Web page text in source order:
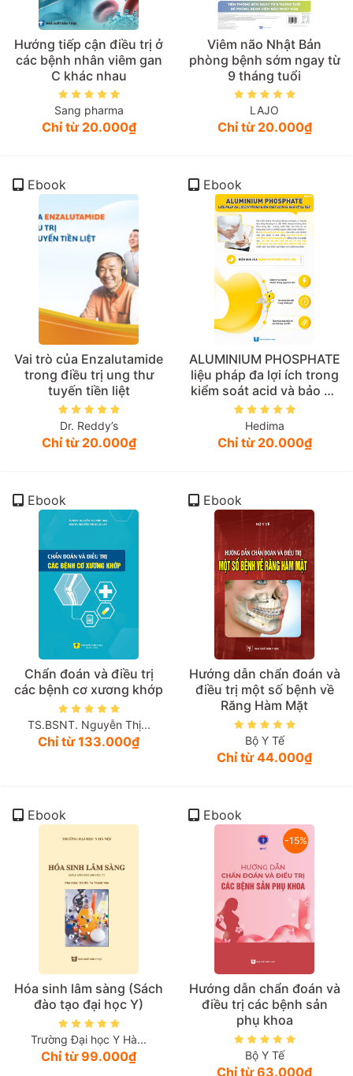
Hướng tiếp cận điều trị ở
các bệnh nhân viêm gan
C khác nhau
Sang pharma
Chỉ từ 20.000₫
Viêm não Nhật Bản
phòng bệnh sớm ngay từ
9 tháng tuổi
LAJO
Chỉ từ 20.000₫
Ebook
Vai trò của Enzalutamide
trong điều trị ung thư
tuyến tiền liệt
Dr. Reddy’s
Chỉ từ 20.000₫
Ebook
ALUMINIUM PHOSPHATE
liệu pháp đa lợi ích trong
kiểm soát acid và bảo vệ
dạ dày
Hedima
Chỉ từ 20.000₫
Ebook
Chẩn đoán và điều trị
các bệnh cơ xương khớp
TS.BSNT. Nguyễn Thị...
Chỉ từ 133.000₫
Ebook
Hướng dẫn chẩn đoán và
điều trị một số bệnh về
Răng Hàm Mặt
Bộ Y Tế
Chỉ từ 44.000₫
Ebook
Hóa sinh lâm sàng (Sách
đào tạo đại học Y)
Trường Đại học Y Hà...
Chỉ từ 99.000₫
Ebook
-15%
Hướng dẫn chẩn đoán và
điều trị các bệnh sản
phụ khoa
Bộ Y Tế
Chỉ từ 63.000₫